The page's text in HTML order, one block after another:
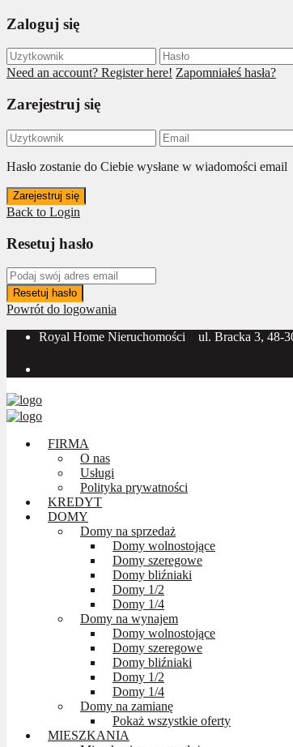
Zaloguj się
Need an account? Register here! Zapomniałeś hasła?
Zarejestruj się
Hasło zostanie do Ciebie wysłane w wiadomości email
Zarejestruj się
Back to Login
Resetuj hasło
Resetuj hasło
Powrót do logowania
Royal Home Nieruchomości
ul. Bracka 3, 48-
FIRMA
O nas
Usługi
Polityka prywatności
KREDYT
DOMY
Domy na sprzedaż
Domy wolnostojące
Domy szeregowe
Domy bliźniaki
Domy 1/2
Domy 1/4
Domy na wynajem
Domy wolnostojące
Domy szeregowe
Domy bliźniaki
Domy 1/2
Domy 1/4
Domy na zamianę
Pokaż wszystkie oferty
MIESZKANIA